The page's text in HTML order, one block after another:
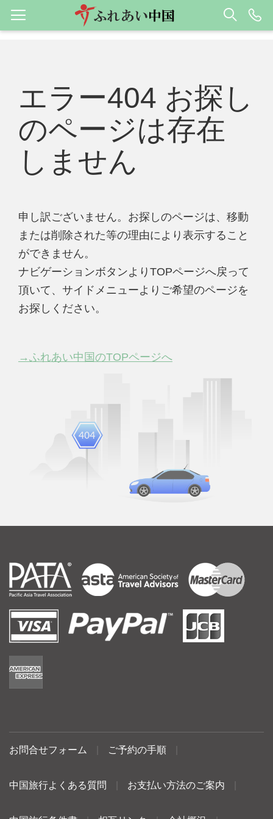
エラー404 お探し
のページは存在
しません
申し訳ございません。お探しのページは、移動
または削除された等の理由により表示すること
ができません。
ナビゲーションボタンよりTOPページへ戻って
頂いて、サイドメニューよりご希望のページを
お探しください。
→ふれあい中国のTOPページへ
お問合せフォーム ご予約の手順
中国旅行よくある質問 お支払い方法のご案内